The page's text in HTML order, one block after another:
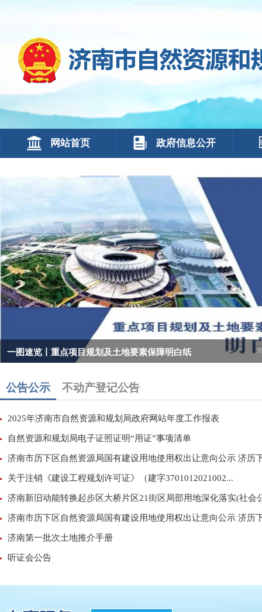
网站首页 政府信息公开
一图速览丨重点项目规划及土地要素保障明白纸
公告公示 不动产登记公告
2025年济南市自然资源和规划局政府网站年度工作报表
自然资源和规划局电子证照证明“用证”事项清单
济南市历下区自然资源局国有建设用地使用权出让意向公示 济历
关于注销《建设工程规划许可证》（建字3701012021002...
济南新旧动能转换起步区大桥片区21街区局部用地深化落实(社会
济南市历下区自然资源局国有建设用地使用权出让意向公示 济历
济南第一批次土地推介手册
听证会公告